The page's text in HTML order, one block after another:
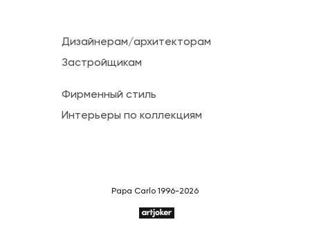
Дизайнерам/архитекторам
Застройщикам
Фирменный стиль
Интерьеры по коллекциям
Papa Carlo 1996-2026